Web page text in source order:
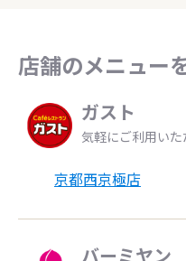
店舗のメニュー
ガスト
気軽にご利用い
京都西京極店
バーミヤン